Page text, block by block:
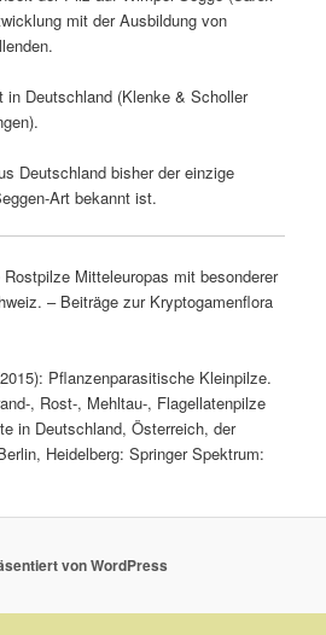
mit der Ausbildung von
in Deutschland (Klenke & Scholler
Deutschland bisher der einzige
Art bekannt ist.
Mitteleuropas mit besonderer
– Beiträge zur Kryptogamenflora
Pflanzenparasitische Kleinpilze.
, Rost-, Mehltau-, Flagellatenpilze
in Deutschland, Österreich, der
Heidelberg: Springer Spektrum:
von WordPress